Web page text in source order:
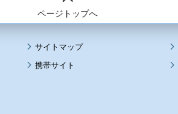
ページトップへ
サイトマップ
携帯サイト